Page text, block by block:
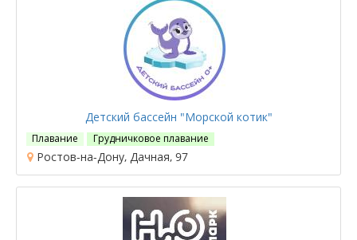
Детский бассейн "Морской котик"
Плавание Грудничковое плавание
Ростов-на-Дону, Дачная, 97